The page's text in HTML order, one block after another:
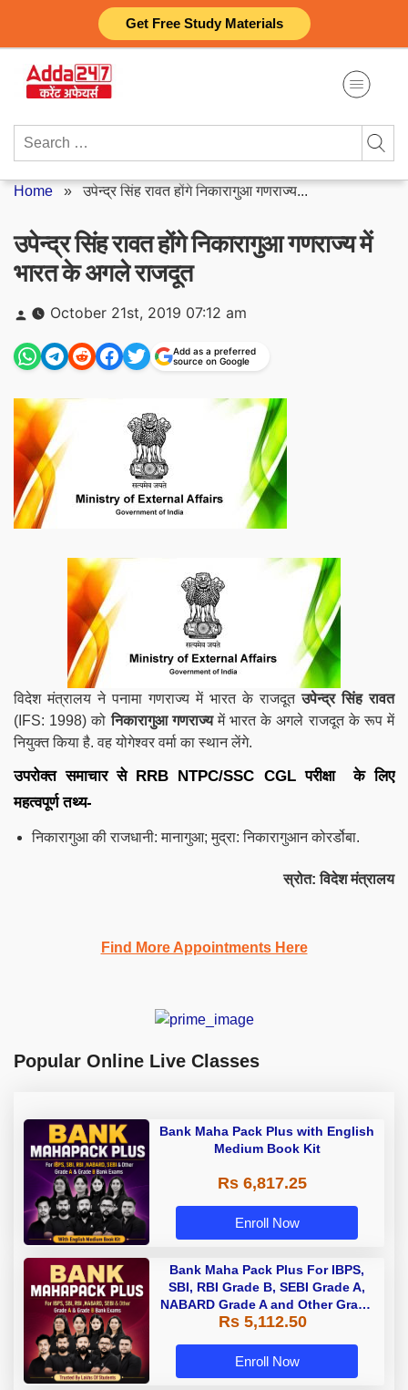
Get Free Study Materials
content
Search
Home »उपेन्द्र सिंह रावत होंगे निकारागुआ गणराज्य...
उपेन्द्र सिंह रावत होंगे निकारागुआ गणराज्य में
भारत के अगले राजदूत
Posted
by
October 21st, 2019 07:12 am
Add as a preferred
source on Google
विदेश मंत्रालय ने पनामा गणराज्य में भारत के राजदूतउपेन्द्र सिंह रावत
(IFS: 1998) कोनिकारागुआ गणराज्यमें भारत के अगले राजदूत के रूप में
नियुक्त किया है. वह योगेश्वर वर्मा का स्थान लेंगे.
उपरोक्त समाचार से RRB NTPC/SSC CGLपरीक्षा के लिए
महत्वपूर्ण तथ्य-
निकारागुआ की राजधानी: मानागुआ; मुद्रा: निकारागुआन कोरर्डोबा.
स्रोत: विदेश मंत्रालय
Find More Appointments Here
Popular Online Live Classes
Bank Maha Pack Plus with English
Medium Book Kit
Rs 6,817.25
Enroll Now
Bank Maha Pack Plus For IBPS,
SBI, RBI Grade B, SEBI Grade A,
NABARD Grade A and Other Grade
A & Grade B Bank Exams
Rs 5,112.50
Enroll Now